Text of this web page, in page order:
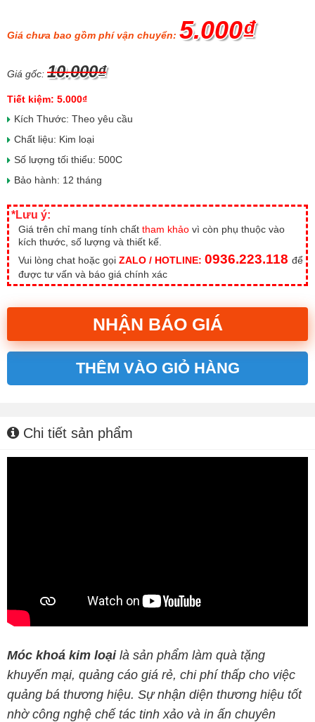
Giá chưa bao gồm phí vận chuyển: 5.000₫
Giá gốc: 10.000₫
Tiết kiệm: 5.000₫
Kích Thước: Theo yêu cầu
Chất liệu: Kim loại
Số lượng tối thiểu: 500C
Bảo hành: 12 tháng
*Lưu ý:
Giá trên chỉ mang tính chất tham khảo vì còn phụ thuộc vào
kích thước, số lượng và thiết kế.
Vui lòng chat hoặc gọi ZALO / HOTLINE: 0936.223.118 để
được tư vấn và báo giá chính xác
NHẬN BÁO GIÁ
THÊM VÀO GIỎ HÀNG
Chi tiết sản phẩm
Móc khoá kim loại là sản phẩm làm quà tặng
khuyến mại, quảng cáo giá rẻ, chi phí thấp cho việc
quảng bá thương hiệu. Sự nhận diện thương hiệu tốt
nhờ công nghệ chế tác tinh xảo và in ấn chuyên